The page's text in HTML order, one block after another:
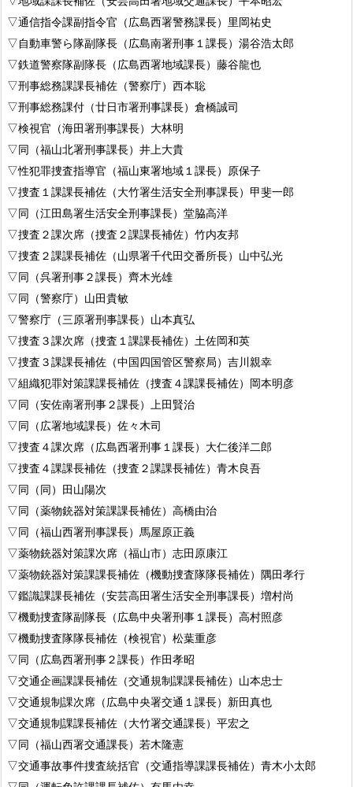
▽通信指令課副指令官（広島西署警務課長）里岡祐史
▽自動車警ら隊副隊長（広島南署刑事１課長）湯谷浩太郎
▽鉄道警察隊副隊長（広島西署地域課長）藤谷龍也
▽刑事総務課課長補佐（警察庁）西本聡
▽刑事総務課付（廿日市署刑事課長）倉橋誠司
▽検視官（海田署刑事課長）大林明
▽同（福山北署刑事課長）井上大貴
▽性犯罪捜査指導官（福山東署地域１課長）原保子
▽捜査１課課長補佐（大竹署生活安全刑事課長）甲斐一郎
▽同（江田島署生活安全刑事課長）堂脇高洋
▽捜査２課次席（捜査２課課長補佐）竹内友邦
▽捜査２課課長補佐（山県署千代田交番所長）山中弘光
▽同（呉署刑事２課長）齊木光雄
▽同（警察庁）山田貴敏
▽警察庁（三原署刑事課長）山本真弘
▽捜査３課次席（捜査１課課長補佐）土佐岡和英
▽捜査３課課長補佐（中国四国管区警察局）吉川親幸
▽組織犯罪対策課課長補佐（捜査４課課長補佐）岡本明彦
▽同（安佐南署刑事２課長）上田賢治
▽同（広署地域課長）佐々木司
▽捜査４課次席（広島西署刑事１課長）大仁後洋二郎
▽捜査４課課長補佐（捜査２課課長補佐）青木良吾
▽同（同）田山陽次
▽同（薬物銃器対策課課長補佐）高橋由治
▽同（福山西署刑事課長）馬屋原正義
▽薬物銃器対策課次席（福山市）志田原康江
▽薬物銃器対策課課長補佐（機動捜査隊隊長補佐）隅田孝行
▽鑑識課課長補佐（安芸高田署生活安全刑事課長）増村尚
▽機動捜査隊副隊長（広島中央署刑事１課長）高村照彦
▽機動捜査隊隊長補佐（検視官）松葉重彦
▽同（広島西署刑事２課長）作田孝昭
▽交通企画課課長補佐（交通規制課課長補佐）山本忠士
▽交通規制課次席（広島中央署交通１課長）新田真也
▽交通規制課課長補佐（大竹署交通課長）平宏之
▽同（福山西署交通課長）若木隆憲
▽交通事故事件捜査統括官（交通指導課課長補佐）青木小太郎